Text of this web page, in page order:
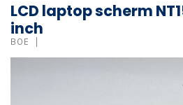
LCD laptop scherm
inch
BOE